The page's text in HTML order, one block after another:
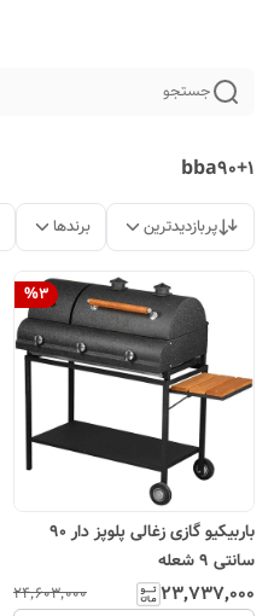
جستجو
bba90+1
پربازدیدترین برندها
%3
باربیکیو گازی زغالی پلوپز دار 90
سانتی 9 شعله
۲۳٬۷۳۷٬۰۰۰ ۲۴٬۶۰۳٬۰۰۰